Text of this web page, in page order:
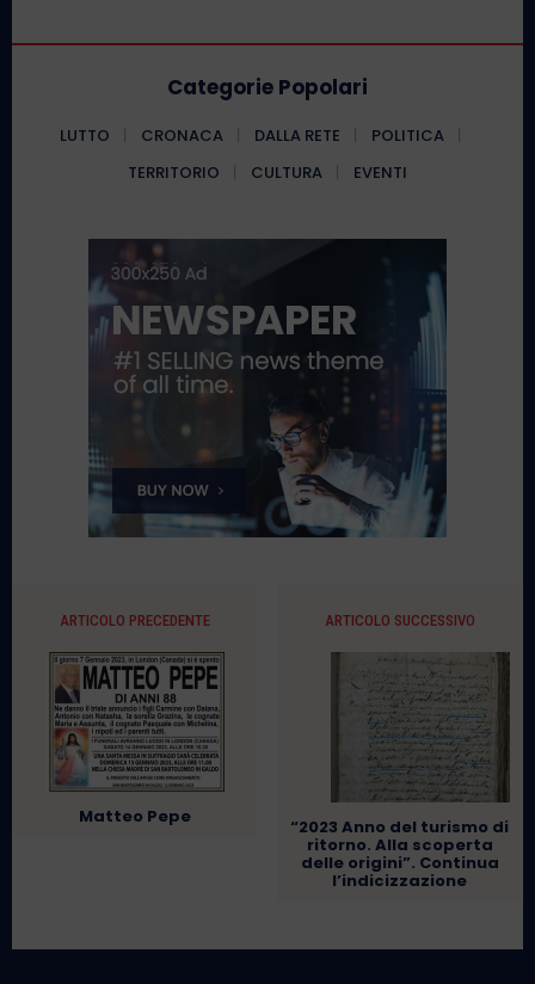
Categorie Popolari
LUTTO CRONACA DALLA RETE
POLITICA
TERRITORIO
CULTURA EVENTI
ARTICOLO PRECEDENTE
Matteo Pepe
ARTICOLO SUCCESSIVO
“2023 Anno del turismo di
ritorno. Alla scoperta
delle origini”. Continua
l’indicizzazione